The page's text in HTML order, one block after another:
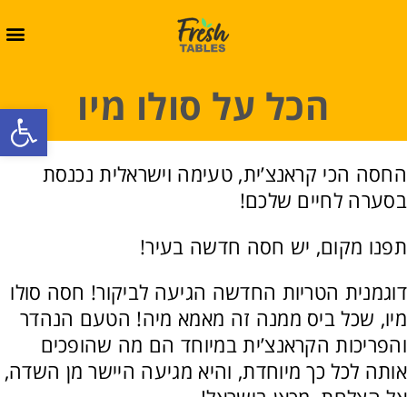
הכל על סולו מיו
החסה הכי קראנצ’ית, טעימה וישראלית נכנסת
בסערה לחיים שלכם!
תפנו מקום, יש חסה חדשה בעיר!
דוגמנית הטריות החדשה הגיעה לביקור! חסה סולו
מיו, שכל ביס ממנה זה מאמא מיה! הטעם הנהדר
והפריכות הקראנצ’ית במיוחד הם מה שהופכים
אותה לכל כך מיוחדת, והיא מגיעה היישר מן השדה,